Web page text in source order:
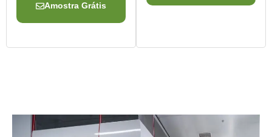
Amostra Grátis